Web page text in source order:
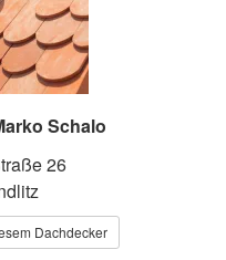
Schalo
26
Dachdecker